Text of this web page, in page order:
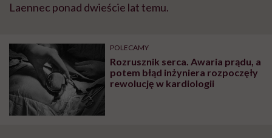
Laennec ponad dwieście lat temu.
POLECAMY
Rozrusznik serca. Awaria prądu, a
potem błąd inżyniera rozpoczęły
rewolucję w kardiologii